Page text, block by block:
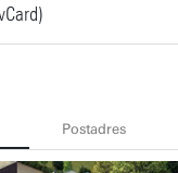
Postadres